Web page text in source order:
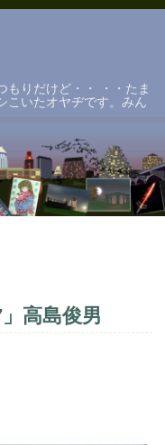
りだけど・・ ・・たま
こいたオヤヂです。みん
高島俊男